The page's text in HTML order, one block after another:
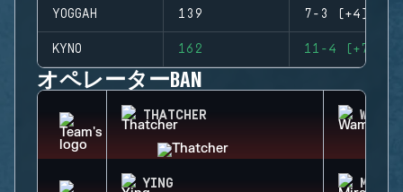
YOGGAH 139 7-3 (+4)
KYNO 162 11-4 (+7)
オペレーターBAN
THATCHER WAMAI
YING MIRA